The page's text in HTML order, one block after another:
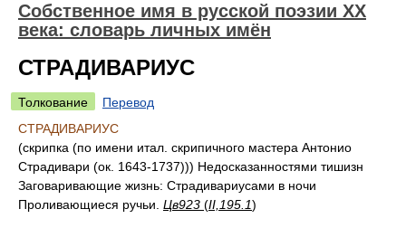
Собственное имя в русской поэзии XX
века: словарь личных имён
СТРАДИВАРИУС
Толкование
Перевод
СТРАДИВАРИУС
(скрипка (по имени итал. скрипичного мастера Антонио
Страдивари (ок. 1643-1737))) Недосказанностями тишизн
Заговаривающие жизнь: Страдивариусами в ночи
Проливающиеся ручьи. Цв923 (II,195.1)